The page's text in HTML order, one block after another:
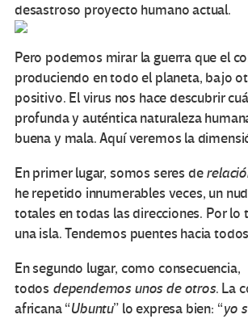
desastroso proyecto humano actual.
Pero podemos mirar la guerra que el
produciendo en todo el planeta, bajo
positivo. El virus nos hace descubrir
profunda y auténtica naturaleza
buena y mala. Aquí veremos la
En primer lugar, somos seres de
he repetido innumerables veces, un
totales en todas las direcciones. Por lo
una isla. Tendemos puentes hacia
En segundo lugar, como consecuencia,
todos dependemos unos de otros. La
africana “Ubuntu” lo expresa bien: “yo